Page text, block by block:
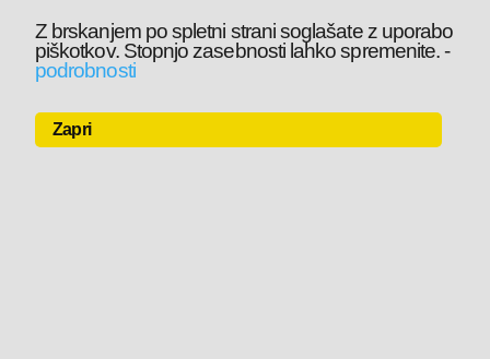
Z brskanjem po spletni strani soglašate z uporabo
piškotkov. Stopnjo zasebnosti lahko spremenite.-
podrobnosti
Zapri